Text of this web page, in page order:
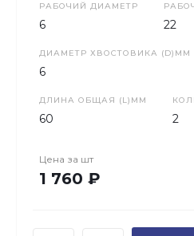
РАБОЧИЙ ДИАМЕТР
6 22
ДИАМЕТР ХВОСТОВИКА (D)ММ
6
ДЛИНА ОБЩАЯ (L)ММ
60 2
Цена за шт
1 760 ₽